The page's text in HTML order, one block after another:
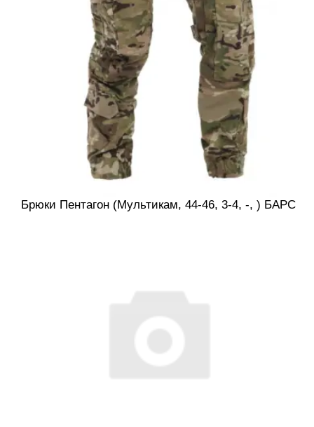
Брюки Пентагон (Мультикам, 44-46, 3-4, -, ) БАРС